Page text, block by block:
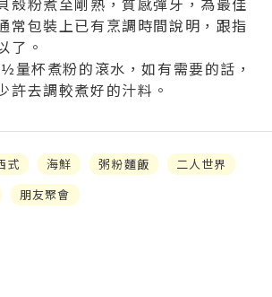
殼粉煮至剛熟，質感彈牙，為最佳
常包裝上已有烹調時間說明，跟指
了。
量杯煮粉的滾水，如有需要的話，
許去調較煮好的汁料。
式 海鮮 粥粉麵飯
二人世界
朋友聚會